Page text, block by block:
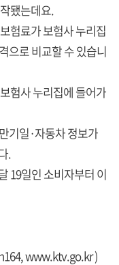
됐는데요.
험료가 보험사 누리집
으로 비교할 수 있습니
험사 누리집에 들어가
기일·자동차 정보가
.
19일인 소비자부터 이
www.ktv.go.kr)